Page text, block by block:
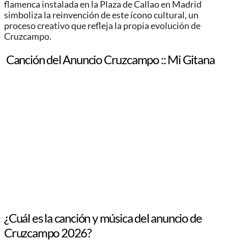
flamenca instalada en la Plaza de Callao en Madrid
simboliza la reinvención de este ícono cultural, un
proceso creativo que refleja la propia evolución de
Cruzcampo.
Canción del Anuncio Cruzcampo :: Mi Gitana
¿Cuál es la canción y música del anuncio de
Cruzcampo 2026?